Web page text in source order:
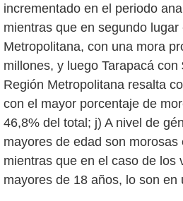
incrementado en el periodo
mientras que en segundo lugar
Metropolitana, con una mora
millones, y luego Tarapacá
Región Metropolitana resalta
con el mayor porcentaje de
46,8% del total; j) A nivel de
mayores de edad son
mientras que en el caso de los
mayores de 18 años, lo son en